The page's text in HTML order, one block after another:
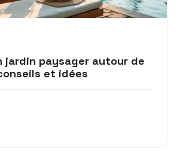
jardin paysager autour de
et idées